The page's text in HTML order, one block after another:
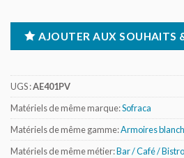
AJOUTER AUX SOUHAITS
UGS :AE401PV
Matériels de même marque:Sofraca
Matériels de même gamme:Armoires
Matériels de même métier:Bar / Café /